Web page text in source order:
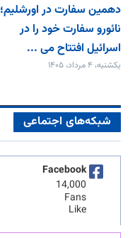
دهمین سفارت در اورشلیم؛
نائورو سفارت خود را در
اسرائیل افتتاح می‌ ...
یکشنبه، ۴ مرداد، ۱۴۰۵
شبکه‌های اجتماعی
Facebook
14,000
Fans
Like